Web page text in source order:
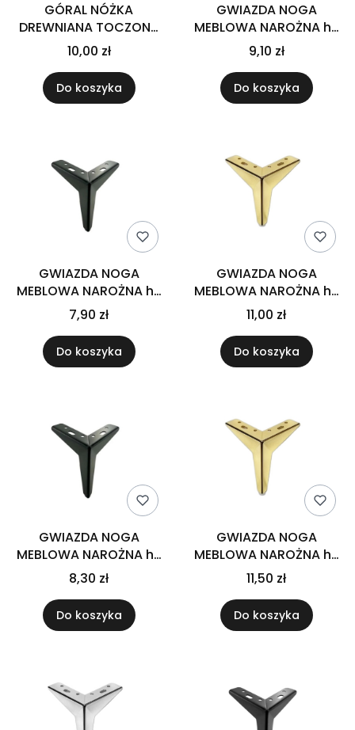
GÓRAL NÓŻKA
DREWNIANA TOCZONA
h-9
10,00 zł
Do koszyka
GWIAZDA NOGA
MEBLOWA NAROŻNA h-
100 CHROM
9,10 zł
Do koszyka
GWIAZDA NOGA
MEBLOWA NAROŻNA h-
100 CZARNA
7,90 zł
Do koszyka
GWIAZDA NOGA
MEBLOWA NAROŻNA h-
100 ZŁOTA
11,00 zł
Do koszyka
GWIAZDA NOGA
MEBLOWA NAROŻNA h-
120 CZARNA
8,30 zł
Do koszyka
GWIAZDA NOGA
MEBLOWA NAROŻNA h-
130 ZŁOTA
11,50 zł
Do koszyka